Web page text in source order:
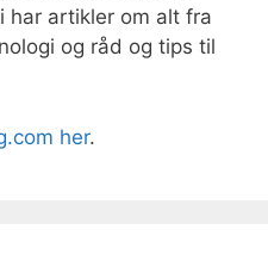
har artikler om alt fra
og råd og tips til
her.